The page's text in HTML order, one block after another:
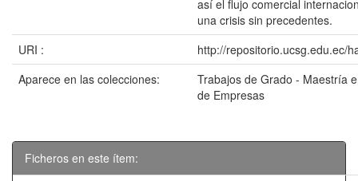
así el flujo comercial
una crisis sin precedentes.
URI :
http://repositorio.ucsg.edu.ec/
Aparece en las colecciones:
Trabajos de Grado - Maestría
de Empresas
Ficheros en este ítem: